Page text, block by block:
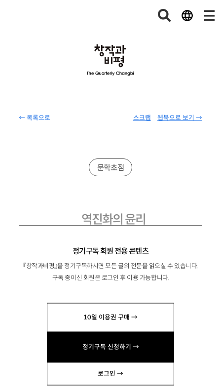
← 목록으로 웹북으로 보기 →
스크랩
정기구독 회원 전용 콘텐츠
『창작과비평』을 정기구독하시면 모든 글의 전문을 읽으실 수 있습니다.
구독 중이신 회원은 로그인 후 이용 가능합니다.
10일 이용권 구매 →
정기구독 신청하기 →
로그인 →
문학초점
역진화의 윤리
李城赫
문학평론가. 저서로 『불꽃과 트임』 『불화의 상상